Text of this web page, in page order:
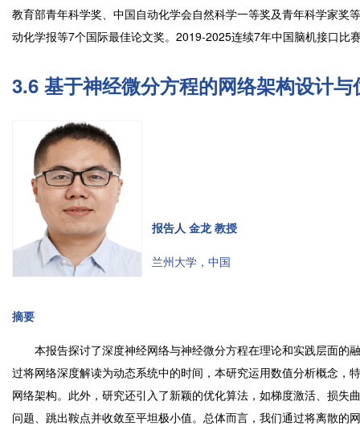
教育部青年科学奖、中国自动化学会自然科学一等奖及青年科学家
动化学报等7个国际最佳论文奖。2019-2025连续7年中国脑机接口比
3.6 基于神经微分方程的网络架构设计
报告人 金龙 教授
兰州大学，中国
摘要
本报告探讨了深度神经网络与神经微分方程在理论和实践层面的
过将网络深度解读为动态系统中的时间，本研究运用数值分析概念
网络架构。此外，研究还引入了新颖的优化算法，如梯度激活、损
问题、跳出鞍点并收敛至平坦极小值。总体而言，我们通过将离散